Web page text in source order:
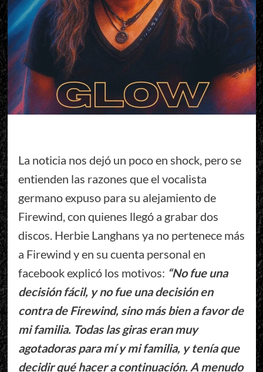
La noticia nos dejó un poco en shock, pero se
entienden las razones que el vocalista
germano expuso para su alejamiento de
Firewind, con quienes llegó a grabar dos
discos. Herbie Langhans ya no pertenece más
a Firewind y en su cuenta personal en
facebook explicó los motivos: “No fue una
decisión fácil, y no fue una decisión en
contra de Firewind, sino más bien a favor de
mi familia. Todas las giras eran muy
agotadoras para mí y mi familia, y tenía que
decidir qué hacer a continuación. A menudo